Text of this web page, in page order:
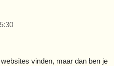
vinden, maar dan ben je